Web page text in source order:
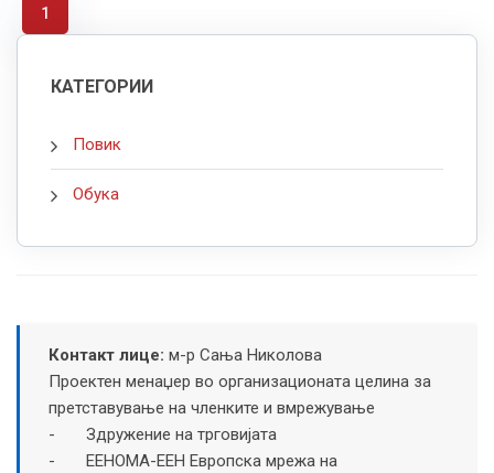
1
КАТЕГОРИИ
Повик
Обука
Контакт лице: м-р Сања Николова
Проектен менаџер во организационата целина за
претставување на членките и вмрежување
- Здружение на трговијата
- ЕЕНОМА-EEН Европска мрежа на